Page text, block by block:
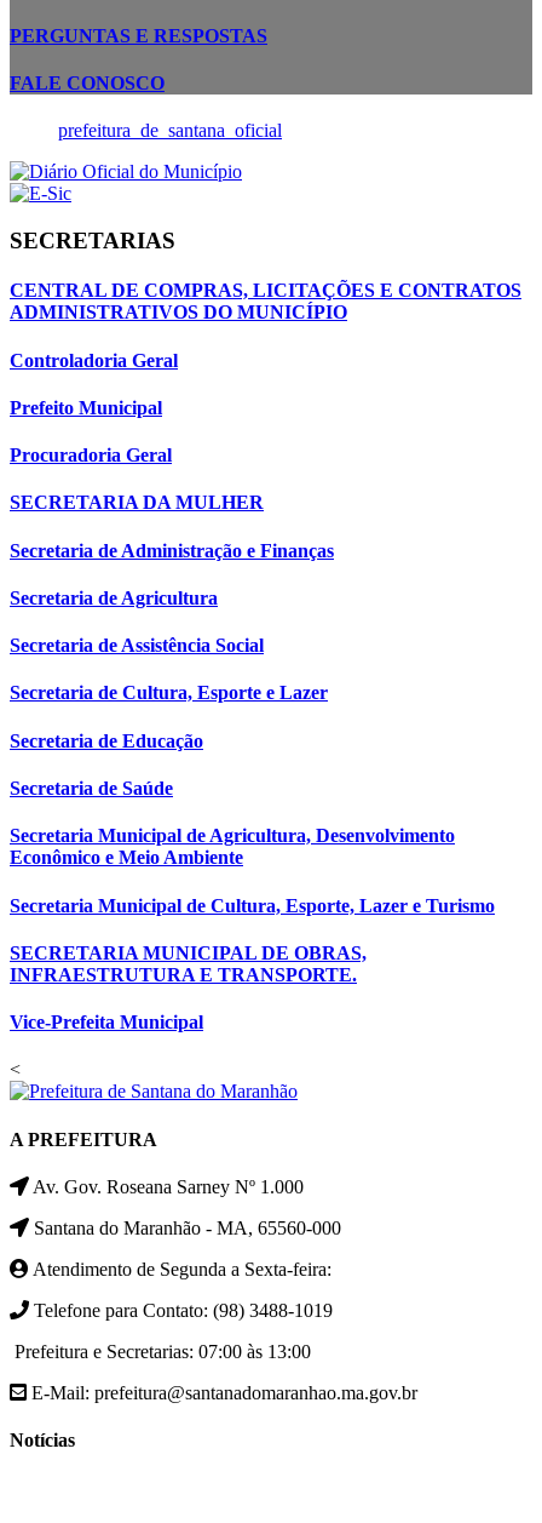
PERGUNTAS E RESPOSTAS
FALE CONOSCO
prefeitura_de_santana_oficial
SECRETARIAS
CENTRAL DE COMPRAS, LICITAÇÕES E CONTRATOS
ADMINISTRATIVOS DO MUNICÍPIO
Controladoria Geral
Prefeito Municipal
Procuradoria Geral
SECRETARIA DA MULHER
Secretaria de Administração e Finanças
Secretaria de Agricultura
Secretaria de Assistência Social
Secretaria de Cultura, Esporte e Lazer
Secretaria de Educação
Secretaria de Saúde
Secretaria Municipal de Agricultura, Desenvolvimento
Econômico e Meio Ambiente
Secretaria Municipal de Cultura, Esporte, Lazer e Turismo
SECRETARIA MUNICIPAL DE OBRAS,
INFRAESTRUTURA E TRANSPORTE.
Vice-Prefeita Municipal
<
A PREFEITURA
Av. Gov. Roseana Sarney Nº 1.000
Santana do Maranhão - MA, 65560-000
Atendimento de Segunda a Sexta-feira:
Telefone para Contato: (98) 3488-1019
Prefeitura e Secretarias: 07:00 às 13:00
E-Mail: prefeitura@santanadomaranhao.ma.gov.br
Notícias